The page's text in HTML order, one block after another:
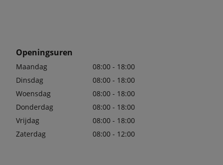
Openingsuren
Maandag
08:00 - 18:00
Dinsdag
08:00 - 18:00
Woensdag
08:00 - 18:00
Donderdag
08:00 - 18:00
Vrijdag
08:00 - 18:00
Zaterdag
08:00 - 12:00